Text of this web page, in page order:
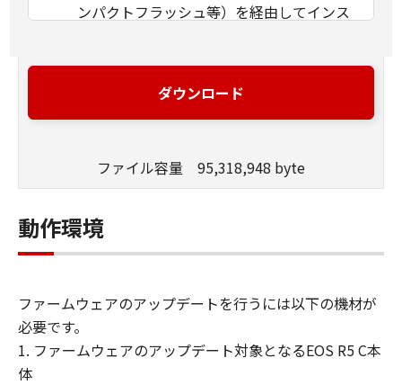
ンパクトフラッシュ等）を経由してインス
(2) お客様は、本契約で明示的に規定され
る場合を除き、「許諾ソフトウェア」を、
訳、翻案もしくは他のプログラム言語に書
「許諾ソフトウェア」の全部または一部を
修正、改変、逆アセンブル、逆コンパイル
はならず、また第三者にこのような行為を
させてはなりません。
(3) お客様は、「許諾ソフトウェア」に含
まれるキヤノンの著作権表示を修正、除去
ダウンロード
ファイル容量 95,318,948 byte
動作環境
ファームウェアのアップデートを行うには以下の機材が
必要です。
1. ファームウェアのアップデート対象となるEOS R5 C本
体